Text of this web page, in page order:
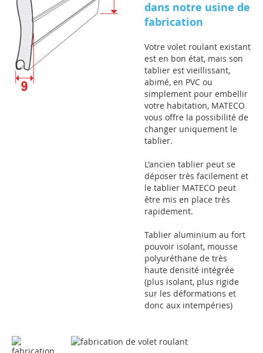
dans notre usine de
fabrication
Votre volet roulant existant
est en bon état, mais son
tablier est vieillissant,
abimé, en PVC ou
simplement pour embellir
votre habitation, MATECO
vous offre la possibilité de
changer uniquement le
tablier.
L'ancien tablier peut se
déposer très facilement et
le tablier MATECO peut
être mis en place très
rapidement.
Tablier aluminium au fort
pouvoir isolant, mousse
polyuréthane de très
haute densité intégrée
(plus isolant, plus rigide
sur les déformations et
donc aux intempéries)